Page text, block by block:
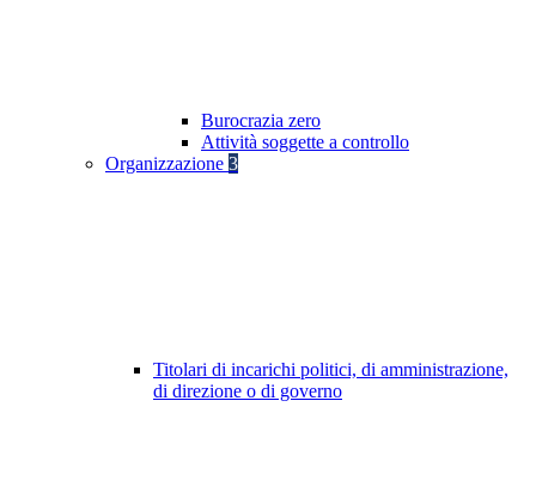
Burocrazia zero
Attività soggette a controllo
Organizzazione 3
Titolari di incarichi politici, di amministrazione,
di direzione o di governo